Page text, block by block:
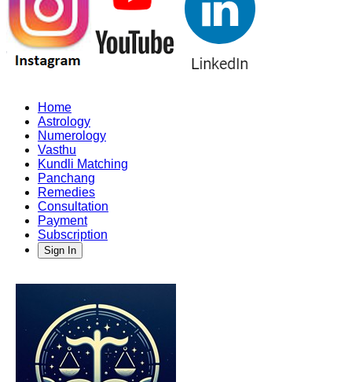
Home
Astrology
Numerology
Vasthu
Kundli Matching
Panchang
Remedies
Consultation
Payment
Subscription
Sign In